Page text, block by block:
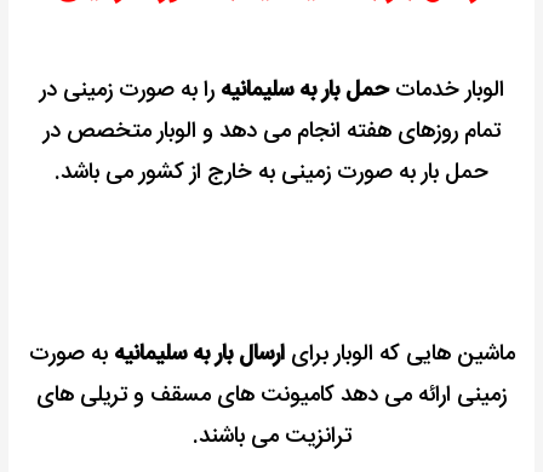
الوبار خدماتحمل بار به سلیمانیه را به صورت زمینی در
تمام روزهای هفته انجام می دهد و الوبار متخصص در
حمل بار به صورت زمینی به خارج از کشور می باشد.
ماشین هایی که الوبار برایارسال بار به سلیمانیه به صورت
زمینی ارائه می دهد کامیونت های مسقف و تریلی های
ترانزیت می باشند.